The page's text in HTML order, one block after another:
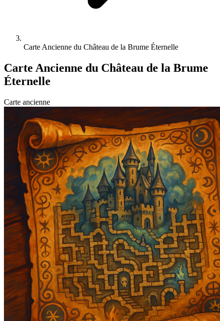
Carte Ancienne du Château de la Brume Éternelle
Carte Ancienne du Château de la Brume
Éternelle
Carte ancienne